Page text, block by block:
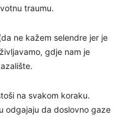
traumu.
ne kažem selendre jer je
gdje nam je
na svakom koraku.
odgajaju da doslovno gaze